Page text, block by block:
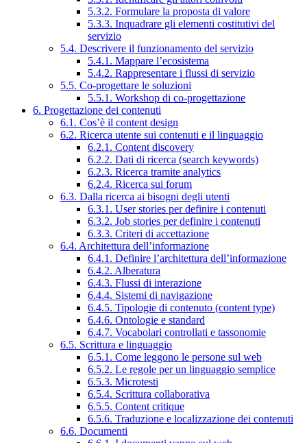
5.3.2. Formulare la proposta di valore
5.3.3. Inquadrare gli elementi costitutivi del
servizio
5.4. Descrivere il funzionamento del servizio
5.4.1. Mappare l’ecosistema
5.4.2. Rappresentare i flussi di servizio
5.5. Co-progettare le soluzioni
5.5.1. Workshop di co-progettazione
6. Progettazione dei contenuti
6.1. Cos’è il content design
6.2. Ricerca utente sui contenuti e il linguaggio
6.2.1. Content discovery
6.2.2. Dati di ricerca (search keywords)
6.2.3. Ricerca tramite analytics
6.2.4. Ricerca sui forum
6.3. Dalla ricerca ai bisogni degli utenti
6.3.1. User stories per definire i contenuti
6.3.2. Job stories per definire i contenuti
6.3.3. Criteri di accettazione
6.4. Architettura dell’informazione
6.4.1. Definire l’architettura dell’informazione
6.4.2. Alberatura
6.4.3. Flussi di interazione
6.4.4. Sistemi di navigazione
6.4.5. Tipologie di contenuto (content type)
6.4.6. Ontologie e standard
6.4.7. Vocabolari controllati e tassonomie
6.5. Scrittura e linguaggio
6.5.1. Come leggono le persone sul web
6.5.2. Le regole per un linguaggio semplice
6.5.3. Microtesti
6.5.4. Scrittura collaborativa
6.5.5. Content critique
6.5.6. Traduzione e localizzazione dei contenuti
6.6. Documenti